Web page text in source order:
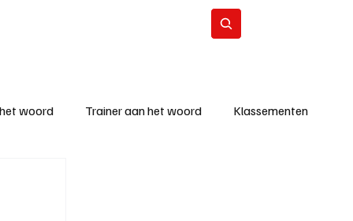
woord Trainer aan het woord Klassementen